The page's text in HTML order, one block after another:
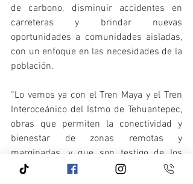
de carbono, disminuir accidentes en
carreteras y brindar nuevas
oportunidades a comunidades aisladas,
con un enfoque en las necesidades de la
población.
“Lo vemos ya con el Tren Maya y el Tren
Interoceánico del Istmo de Tehuantepec,
obras que permiten la conectividad y
bienestar de zonas remotas y
marginadas, y que son testigo de los
beneficios económicos y de movilidad